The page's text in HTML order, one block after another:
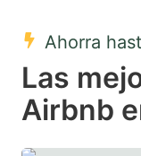
key
to
get
Ahorra
Las
Airbnb